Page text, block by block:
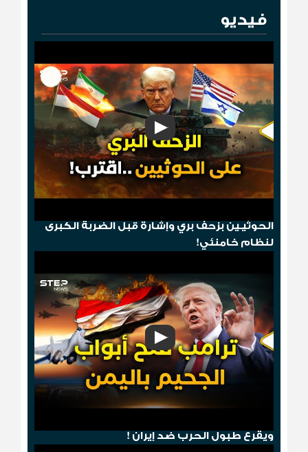
فيديو
الحوثيـين بزحف بري وإشارة قبل الضربة الكبرى
لنظام خامنئي!
ويقرع طبول الحرب ضد إيران !